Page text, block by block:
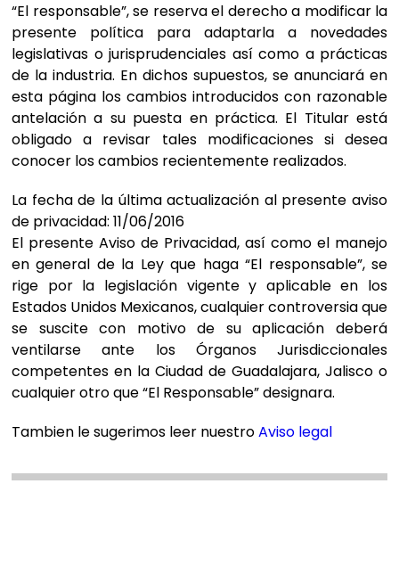
“El responsable”, se reserva el derecho a modificar la
presente política para adaptarla a novedades
legislativas o jurisprudenciales así como a prácticas
de la industria. En dichos supuestos, se anunciará en
esta página los cambios introducidos con razonable
antelación a su puesta en práctica. El Titular está
obligado a revisar tales modificaciones si desea
conocer los cambios recientemente realizados.
La fecha de la última actualización al presente aviso
de privacidad: 11/06/2016
El presente Aviso de Privacidad, así como el manejo
en general de la Ley que haga “El responsable”, se
rige por la legislación vigente y aplicable en los
Estados Unidos Mexicanos, cualquier controversia que
se suscite con motivo de su aplicación deberá
ventilarse ante los Órganos Jurisdiccionales
competentes en la Ciudad de Guadalajara, Jalisco o
cualquier otro que “El Responsable” designara.
Tambien le sugerimos leer nuestroAviso legal